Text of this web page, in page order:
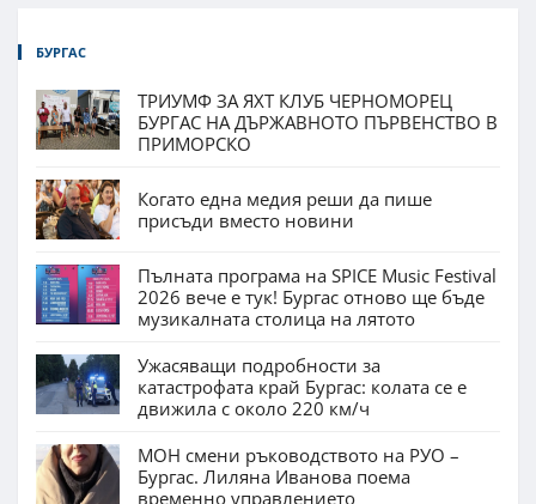
БУРГАС
ТРИУМФ ЗА ЯХТ КЛУБ ЧЕРНОМОРЕЦ
БУРГАС НА ДЪРЖАВНОТО ПЪРВЕНСТВО В
ПРИМОРСКО
Когато една медия реши да пише
присъди вместо новини
Пълната програма на SPICE Music Festival
2026 вече е тук! Бургас отново ще бъде
музикалната столица на лятото
Ужасяващи подробности за
катастрофата край Бургас: колата се е
движила с около 220 км/ч
МОН смени ръководството на РУО –
Бургас. Лиляна Иванова поема
временно управлението